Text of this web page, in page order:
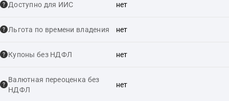
Доступно для ИИС нет
Льгота по времени владения нет
Купоны без НДФЛ нет
Валютная переоценка без
НДФЛ
нет